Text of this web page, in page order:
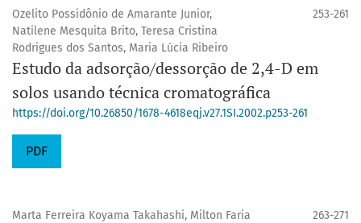
Ozelito Possidônio de Amarante Junior,
Natilene Mesquita Brito, Teresa Cristina
Rodrigues dos Santos, Maria Lúcia Ribeiro
253-261
Estudo da adsorção/dessorção de 2,4-D em
solos usando técnica cromatográfica
https://doi.org/10.26850/1678-4618eqj.v27.1SI.2002.p253-261
PDF
Marta Ferreira Koyama Takahashi, Milton Faria
263-271